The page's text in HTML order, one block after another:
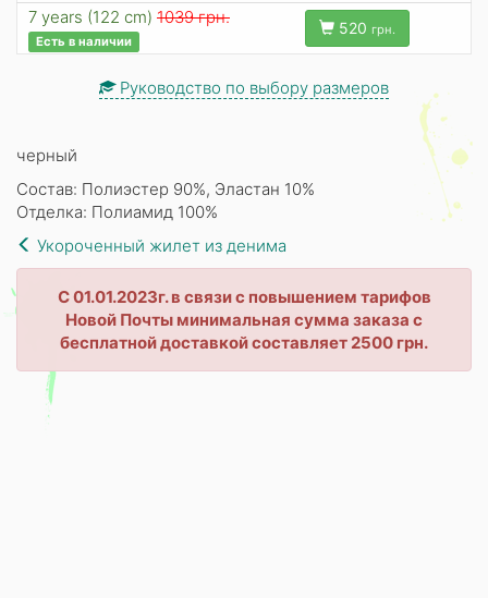
7 years (122 cm) 1039 грн.
Есть в наличии
520 грн.
Руководство по выбору размеров
черный
Состав: Полиэстер 90%, Эластан 10%
Отделка: Полиамид 100%
Укороченный жилет из денима
С 01.01.2023г. в связи с повышением тарифов
Новой Почты минимальная сумма заказа с
бесплатной доставкой составляет 2500 грн.